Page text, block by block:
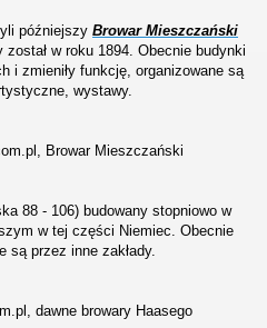
późniejszy Browar Mieszczański
został w roku 1894. Obecnie budynki
i zmieniły funkcję, organizowane są
wystawy.
Browar Mieszczański
88 - 106) budowany stopniowo w
w tej części Niemiec. Obecnie
są przez inne zakłady.
dawne browary Haasego